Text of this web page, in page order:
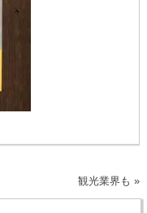
観光業界も »